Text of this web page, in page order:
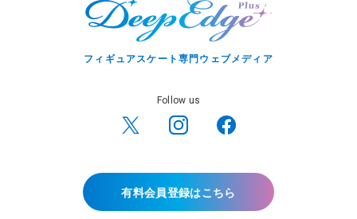
フィギュアスケート専門ウェブメディア
Follow us
有料会員登録はこちら